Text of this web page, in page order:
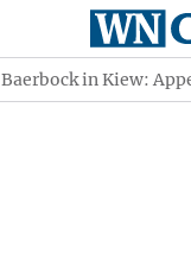
Baerbock in Kiew: